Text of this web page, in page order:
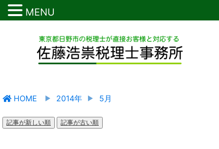
HOME 2014年 5月
記事が新しい順 記事が古い順
MENU